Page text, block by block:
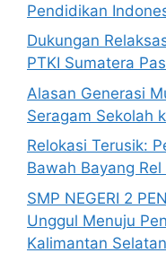
Pendidikan
Dukungan
PTKI Sumatera
Alasan Generasi
Seragam Sekolah
Relokasi Terusik:
Bawah Bayang Rel
SMP NEGERI 2
Unggul Menuju
Kalimantan